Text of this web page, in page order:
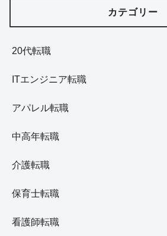
カテゴリー
20代転職
ITエンジニア転職
アパレル転職
中高年転職
介護転職
保育士転職
看護師転職